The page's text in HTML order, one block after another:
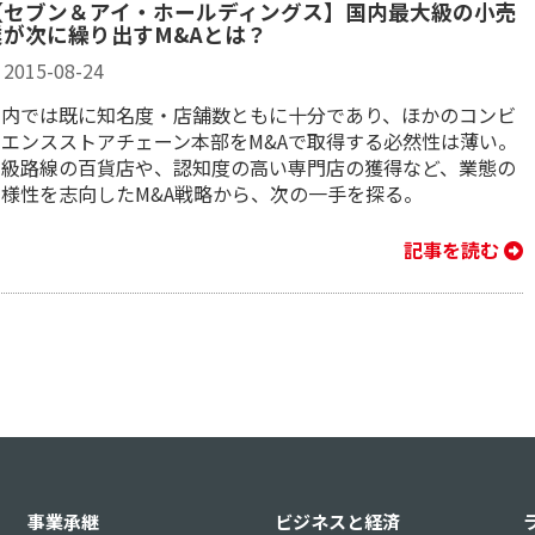
ブン＆アイ・ホールディングス】国内最大級の小売
次に繰り出すM&Aとは？
2015-08-24
では既に知名度・店舗数ともに十分であり、ほかのコンビ
ンスストアチェーン本部をM&Aで取得する必然性は薄い。
路線の百貨店や、認知度の高い専門店の獲得など、業態の
性を志向したM&A戦略から、次の一手を探る。
記事を読む
事業承継
ビジネスと経済